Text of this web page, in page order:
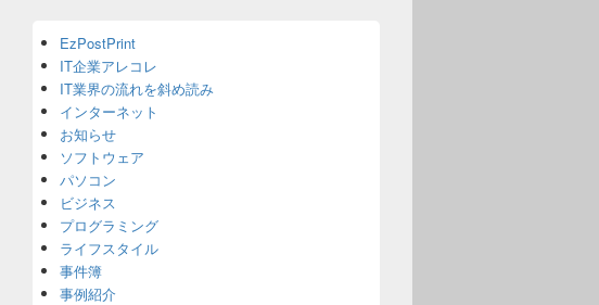
Sidebar
Widget
Area
EzPostPrint
IT企業アレコレ
IT業界の流れを斜め読み
インターネット
お知らせ
ソフトウェア
パソコン
ビジネス
プログラミング
ライフスタイル
事件簿
事例紹介